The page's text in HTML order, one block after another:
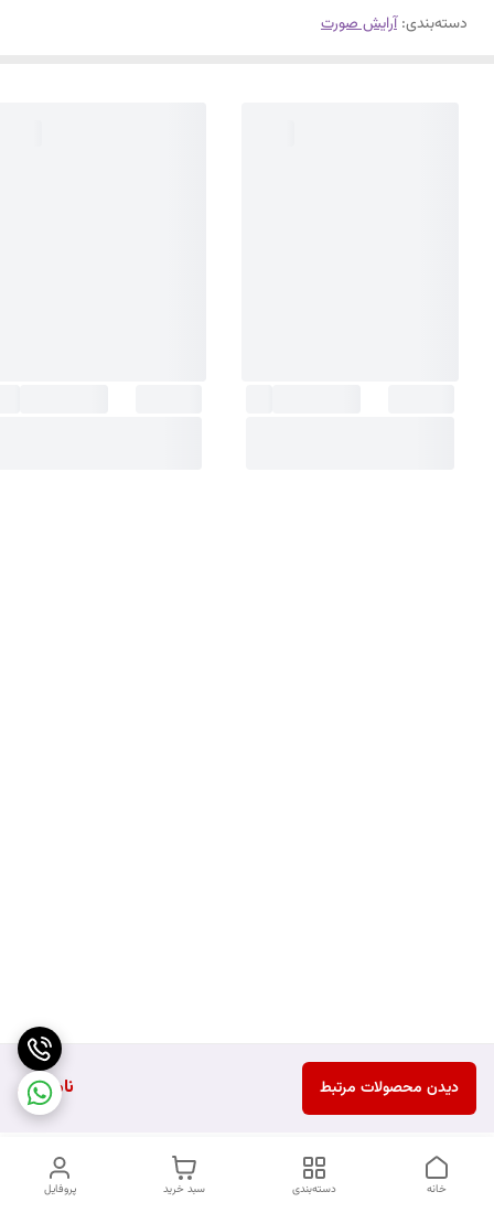
ناموجود دیدن محصولات مرتبط
دسته‌بندی:آرایش صورت
پروفایل سبد خرید دسته‌بندی خانه